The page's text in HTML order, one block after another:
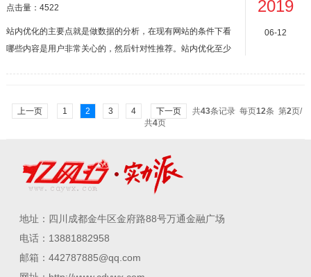
适合自身的推广方式才是...
点击量：4522
站内优化的主要点就是做数据的分析，在现有网站的条件下看
哪些内容是用户非常关心的，然后针对性推荐。站内优化至少
面、入口页面、页面停留时间以...
2019
06-12
上一页 1 2 3 4 下一页 共43条记录 每页12条 第2页/
共4页
地址：四川成都金牛区金府路88号万通金融广场
电话：13881882958
邮箱：442787885@qq.com